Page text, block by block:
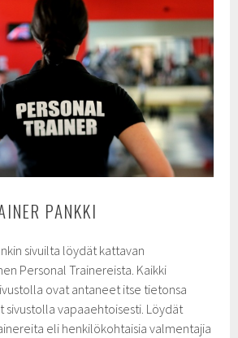
PANKKI
sivuilta löydät kattavan
Personal Trainereista. Kaikki
ovat antaneet itse tietonsa
sivustolla vapaaehtoisesti. Löydät
eli henkilökohtaisia valmentajia